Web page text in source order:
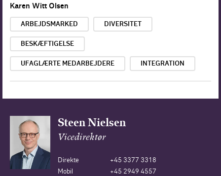
Karen Witt Olsen
ARBEJDSMARKED DIVERSITET
BESKÆFTIGELSE
UFAGLÆRTE MEDARBEJDERE INTEGRATION
Steen Nielsen
Vicedirektør
Direkte
+45 3377 3318
Mobil
+45 2949 4557